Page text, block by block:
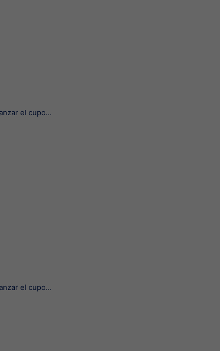
el cupo…
el cupo…